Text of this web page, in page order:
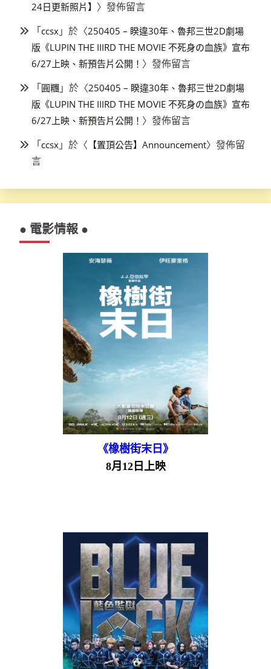
24日更新照片】 〉發佈留言
「ccsx 」於〈250405 – 睽違30年、魯邦三世2D劇場
版《LUPIN THE IIIRD THE MOVIE 不死身の血族》宣布
6/27上映、新預告片公開！ 〉發佈留言
「圓糰 」於〈250405 – 睽違30年、魯邦三世2D劇場
版《LUPIN THE IIIRD THE MOVIE 不死身の血族》宣布
6/27上映、新預告片公開！ 〉發佈留言
「ccsx 」於〈 【置頂公告】Announcement〉發佈留
言
● 電影情報 ●
《橡樹街末日》
8月12日上映